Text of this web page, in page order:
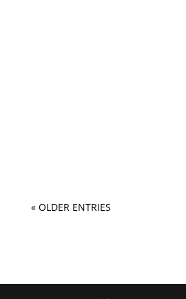
« OLDER ENTRIES